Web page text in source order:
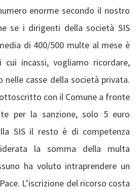
enorme secondo il nostro
se i dirigenti della società SIS
di 400/500 multe al mese è
cui incassi, vogliamo ricordare,
nelle casse della società privata.
con il Comune a fronte
per la sanzione, solo 5 euro
SIS il resto è di competenza
la somma della multa
ha voluto intraprendere un
L’iscrizione del ricorso costa